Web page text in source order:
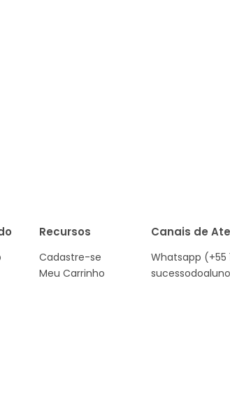
Recursos
Cadastre-se
Meu Carrinho
Canais de
Whatsapp (+55